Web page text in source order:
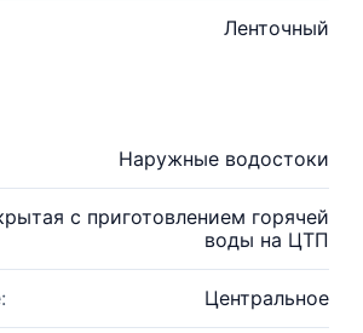
Ленточный
Наружные водостоки
с приготовлением горячей
воды на ЦТП
Центральное